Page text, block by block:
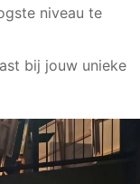
niveau te
bij jouw unieke